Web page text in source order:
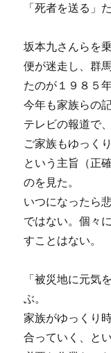
「死者を送る」
坂本九さんらを
便が迷走し、群
たのが１９８５
今年も家族らの
テレビの報道で
ご家族もゆっく
という主旨（正
のを見た。
いつになったら
ではない。個々
すことはない。
「被災地に元気
ぶ。
家族がゆっくり
合っていく、と